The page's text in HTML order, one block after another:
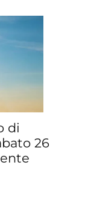
di
26